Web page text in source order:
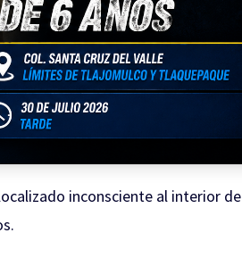
inconsciente al interior de